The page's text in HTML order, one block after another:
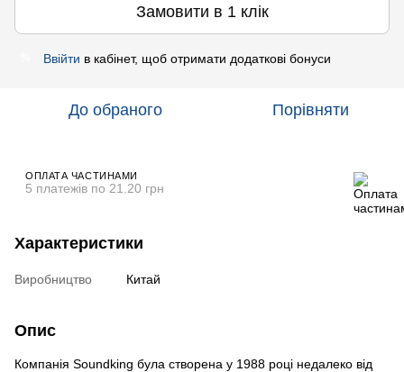
Замовити в 1 клік
Ввійти в кабінет, щоб отримати додаткові бонуси
До обраного Порівняти
ОПЛАТА ЧАСТИНАМИ
5 платежів по 21.20 грн
Характеристики
Виробництво Китай
Опис
Компанія Soundking була створена у 1988 році недалеко від